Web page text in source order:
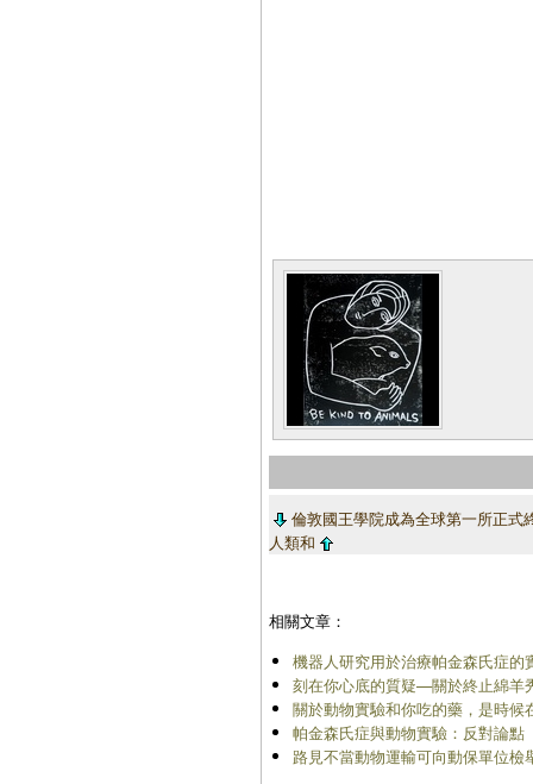
倫敦國王學院成為全球第一所正式
人類和
相關文章：
機器人研究用於治療帕金森氏症的
刻在你心底的質疑—關於終止綿羊
關於動物實驗和你吃的藥，是時候
帕金森氏症與動物實驗：反對論點
路見不當動物運輸可向動保單位檢